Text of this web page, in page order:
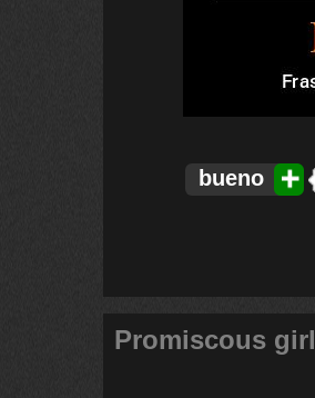
bueno
Promiscous girl